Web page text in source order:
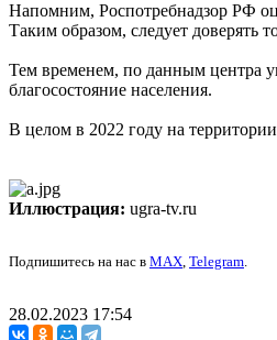
Напомним, Роспотребнадзор РФ
Таким образом, следует доверять
Тем временем, по данным центра
благосостояние населения.
В целом в 2022 году на
Иллюстрация: ugra-tv.ru
Подпишитесь на нас в MAX, Telegram.
28.02.2023 17:54